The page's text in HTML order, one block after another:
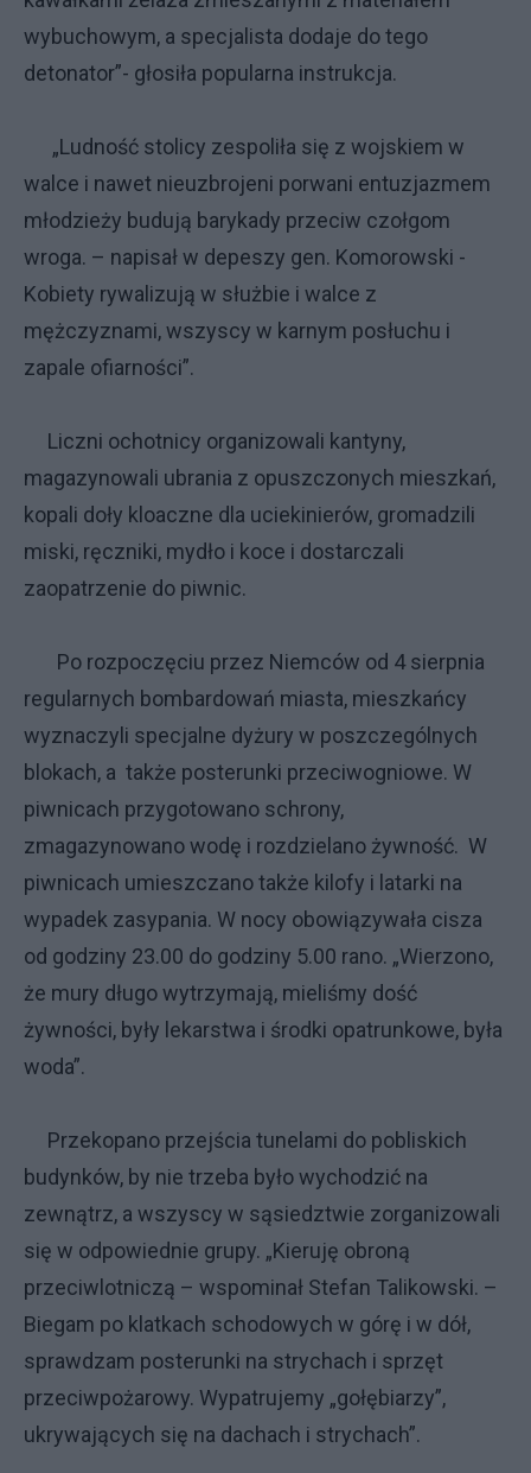
wybuchowym, a specjalista dodaje do tego
detonator”- głosiła popularna instrukcja.
„Ludność stolicy zespoliła się z wojskiem w
walce i nawet nieuzbrojeni porwani entuzjazmem
młodzieży budują barykady przeciw czołgom
wroga. – napisał w depeszy gen. Komorowski -
Kobiety rywalizują w służbie i walce z
mężczyznami, wszyscy w karnym posłuchu i
zapale ofiarności”.
Liczni ochotnicy organizowali kantyny,
magazynowali ubrania z opuszczonych mieszkań,
kopali doły kloaczne dla uciekinierów, gromadzili
miski, ręczniki, mydło i koce i dostarczali
zaopatrzenie do piwnic.
Po rozpoczęciu przez Niemców od 4 sierpnia
regularnych bombardowań miasta, mieszkańcy
wyznaczyli specjalne dyżury w poszczególnych
blokach, a także posterunki przeciwogniowe. W
piwnicach przygotowano schrony,
zmagazynowano wodę i rozdzielano żywność. W
piwnicach umieszczano także kilofy i latarki na
wypadek zasypania. W nocy obowiązywała cisza
od godziny 23.00 do godziny 5.00 rano. „Wierzono,
że mury długo wytrzymają, mieliśmy dość
żywności, były lekarstwa i środki opatrunkowe, była
woda”.
Przekopano przejścia tunelami do pobliskich
budynków, by nie trzeba było wychodzić na
zewnątrz, a wszyscy w sąsiedztwie zorganizowali
się w odpowiednie grupy. „Kieruję obroną
przeciwlotniczą – wspominał Stefan Talikowski. –
Biegam po klatkach schodowych w górę i w dół,
sprawdzam posterunki na strychach i sprzęt
przeciwpożarowy. Wypatrujemy „gołębiarzy”,
ukrywających się na dachach i strychach”.